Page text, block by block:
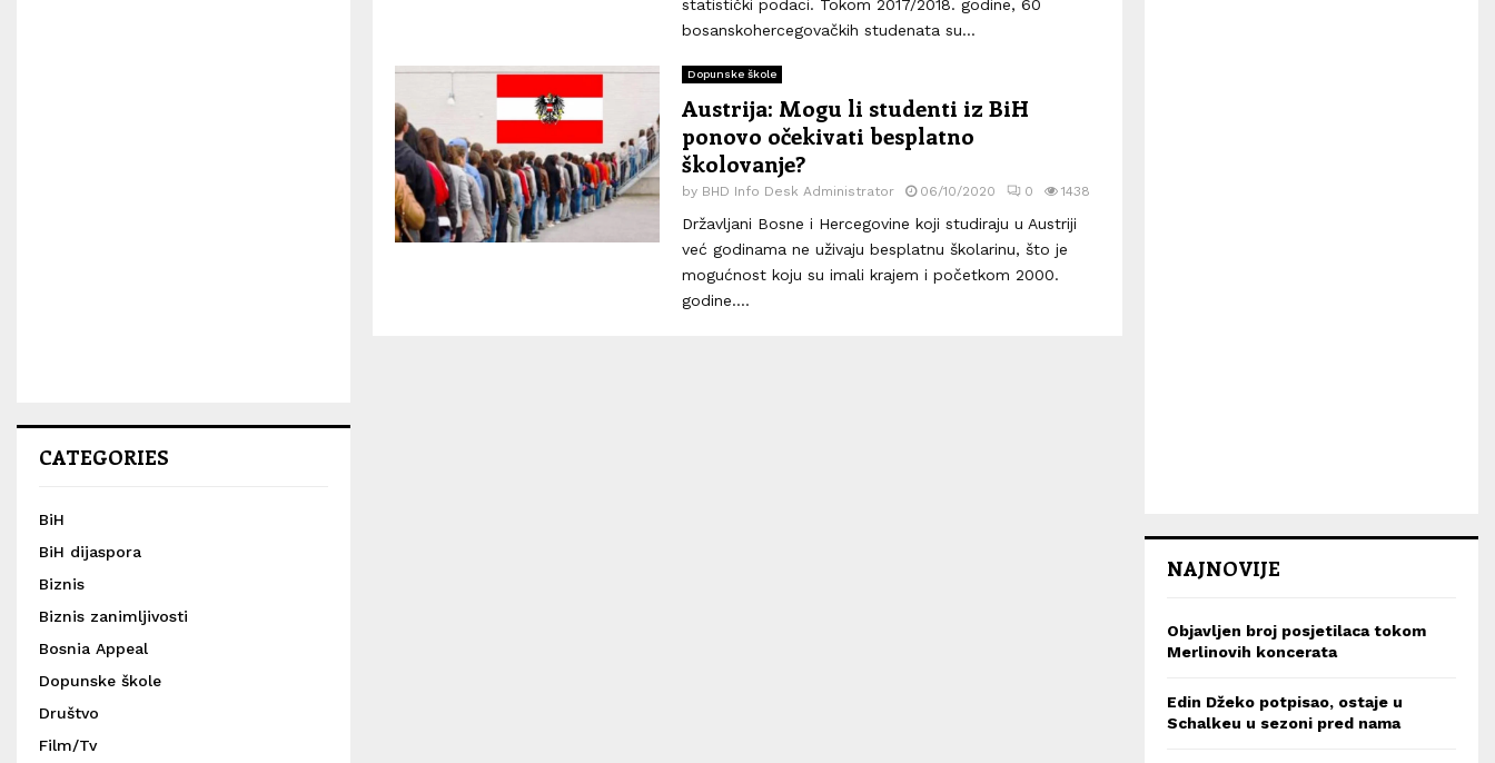
statistički podaci. Tokom 2017/2018. godine, 60
bosanskohercegovačkih studenata su...
Dopunske škole
Austrija: Mogu li studenti iz BiH
ponovo očekivati besplatno
školovanje?
by BHD Info Desk Administrator 06/10/2020 0 1438
Državljani Bosne i Hercegovine koji studiraju u Austriji
već godinama ne uživaju besplatnu školarinu, što je
mogućnost koju su imali krajem i početkom 2000.
godine....
CATEGORIES
BiH
BiH dijaspora
Biznis
Biznis zanimljivosti
Bosnia Appeal
Dopunske škole
Društvo
Film/Tv
NAJNOVIJE
Objavljen broj posjetilaca tokom
Merlinovih koncerata
Edin Džeko potpisao, ostaje u
Schalkeu u sezoni pred nama